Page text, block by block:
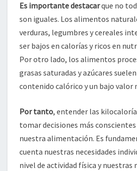
Es importante destacarque no
son iguales. Los alimentos
verduras, legumbres y cereales
ser bajos en calorías y ricos en
Por otro lado, los alimentos
grasas saturadas y azúcares
contenido calórico y un bajo valor
Por tanto, entender las
tomar decisiones más conscientes
nuestra alimentación. Es
cuenta nuestras necesidades
nivel de actividad física y nuestras